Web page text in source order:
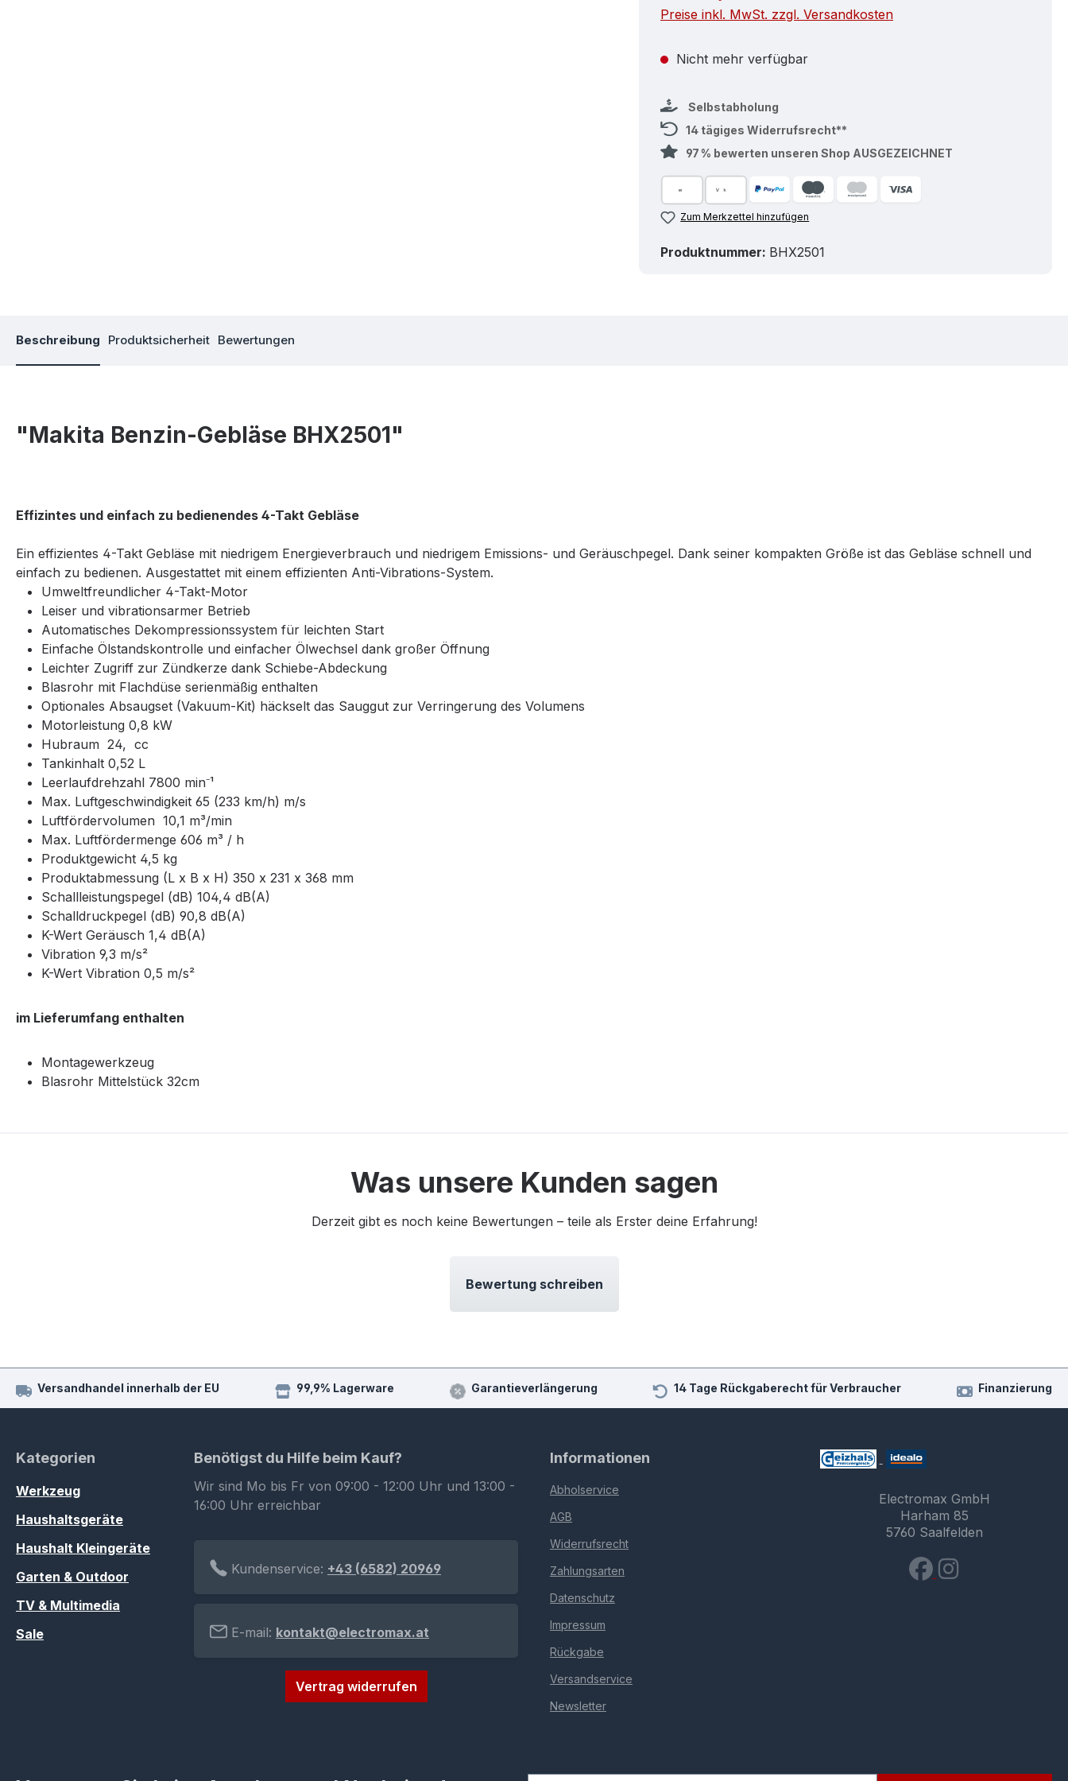
Preise inkl. MwSt. zzgl. Versandkosten
Nicht mehr verfügbar
Selbstabholung
14 tägiges Widerrufsrecht**
97 % bewerten unseren Shop AUSGEZEICHNET
Zum Merkzettel hinzufügen
Produktnummer: BHX2501
Beschreibung Produktsicherheit Bewertungen
"Makita Benzin-Gebläse BHX2501"
Effizintes und einfach zu bedienendes 4-Takt Gebläse
Ein effizientes 4-Takt Gebläse mit niedrigem Energieverbrauch und niedrigem Emissions- und Geräuschpegel. Dank seiner kompakten Größe ist das Gebläse schnell und
einfach zu bedienen. Ausgestattet mit einem effizienten Anti-Vibrations-System.
Umweltfreundlicher 4-Takt-Motor
Leiser und vibrationsarmer Betrieb
Automatisches Dekompressionssystem für leichten Start
Einfache Ölstandskontrolle und einfacher Ölwechsel dank großer Öffnung
Leichter Zugriff zur Zündkerze dank Schiebe-Abdeckung
Blasrohr mit Flachdüse serienmäßig enthalten
Optionales Absaugset (Vakuum-Kit) häckselt das Sauggut zur Verringerung des Volumens
Motorleistung 0,8 kW
Hubraum 24, cc
Tankinhalt 0,52 L
Leerlaufdrehzahl 7800 min⁻¹
Max. Luftgeschwindigkeit 65 (233 km/h) m/s
Luftfördervolumen 10,1 m³/min
Max. Luftfördermenge 606 m³ / h
Produktgewicht 4,5 kg
Produktabmessung (L x B x H) 350 x 231 x 368 mm
Schallleistungspegel (dB) 104,4 dB(A)
Schalldruckpegel (dB) 90,8 dB(A)
K-Wert Geräusch 1,4 dB(A)
Vibration 9,3 m/s²
K-Wert Vibration 0,5 m/s²
im Lieferumfang enthalten
Montagewerkzeug
Blasrohr Mittelstück 32cm
Was unsere Kunden sagen
Derzeit gibt es noch keine Bewertungen – teile als Erster deine Erfahrung!
Bewertung schreiben
Versandhandel innerhalb der EU 99,9% Lagerware Garantieverlängerung 14 Tage Rückgaberecht für Verbraucher Finanzierung
Kategorien
Werkzeug
Haushaltsgeräte
Haushalt Kleingeräte
Garten & Outdoor
TV & Multimedia
Sale
Benötigst du Hilfe beim Kauf?
Wir sind Mo bis Fr von 09:00 - 12:00 Uhr und 13:00 -
16:00 Uhr erreichbar
Kundenservice: +43 (6582) 20969
E-mail: kontakt@electromax.at
Vertrag widerrufen
Informationen
Abholservice
AGB
Widerrufsrecht
Zahlungsarten
Datenschutz
Impressum
Rückgabe
Versandservice
Newsletter
Electromax GmbH
Harham 85
5760 Saalfelden